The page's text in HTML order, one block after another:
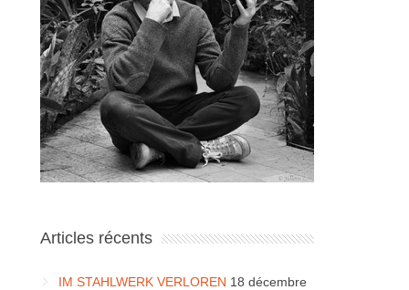
Articles récents
IM STAHLWERK VERLOREN 18 décembre